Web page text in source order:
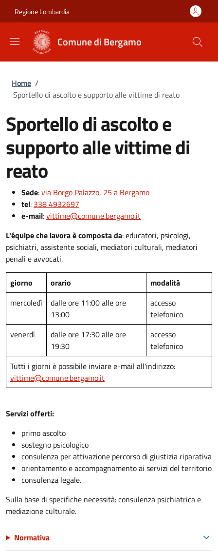
Regione Lombardia
Comune di Bergamo
Briciole di pane
Home /
Sportello di ascolto e supporto alle vittime di reato
Sportello di ascolto e
supporto alle vittime di
reato
Sede:via Borgo Palazzo, 25 a Bergamo
tel: 338 4932697
e-mail:vittime@comune.bergamo.it
L'équipe che lavora è composta da: educatori, psicologi,
psichiatri, assistente sociali, mediatori culturali, mediatori
penali e avvocati.
giorno orario
modalità
mercoledì
dalle ore 11:00 alle ore
13:00
accesso
telefonico
venerdì
dalle ore 17:30 alle ore
19:30
accesso
telefonico
Tutti i giorni è possibile inviare e-mail all'indirizzo:
vittime@comune.bergamo.it
Servizi offerti:
primo ascolto
sostegno psicologico
consulenza per attivazione percorso di giustizia riparativa
orientamento e accompagnamento ai servizi del territorio
consulenza legale.
Sulla base di specifiche necessità: consulenza psichiatrica e
mediazione culturale.
Normativa